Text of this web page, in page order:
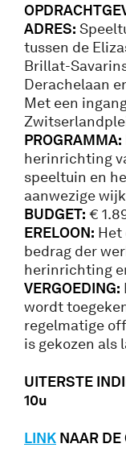
ADRES:
tussen de
Brillat-
Derachelaan
Met een
PROGRAMMA:
herinrichting
speeltuin en
aanwezige
BUDGET: €
ERELOON: Het
bedrag der
herinrichting
VERGOEDING:
wordt
regelmatige
is gekozen als
UITERSTE
10u
LINK NAAR